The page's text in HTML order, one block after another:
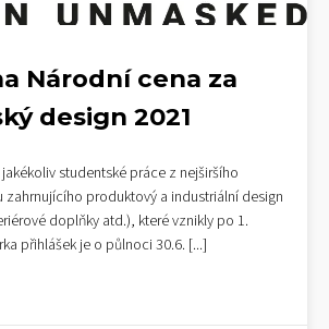
Národní cena za
design 2021
studentské práce z nejširšího
zahrnujícího produktový a industriální design
doplňky atd.), které vznikly po 1.
přihlášek je o půlnoci 30.6. [...]